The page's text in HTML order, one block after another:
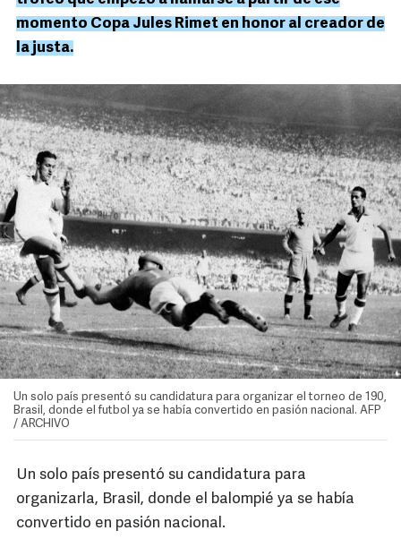
momento Copa Jules Rimet en honor al creador de
la justa.
Un solo país presentó su candidatura para organizar el torneo de 190,
Brasil, donde el futbol ya se había convertido en pasión nacional. AFP
/ ARCHIVO
Un solo país presentó su candidatura para
organizarla, Brasil, donde el balompié ya se había
convertido en pasión nacional.